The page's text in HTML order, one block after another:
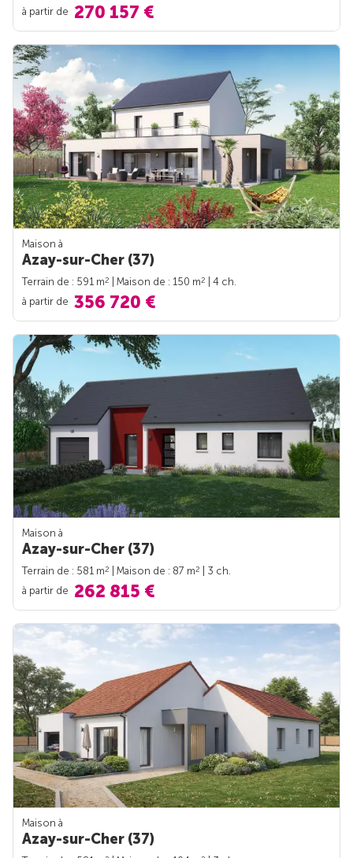
à partir de 270 157 €
Maison à
Azay-sur-Cher (37)
Terrain de : 591 m2 | Maison de : 150 m2
| 4 ch.
à partir de 356 720 €
Maison à
Azay-sur-Cher (37)
Terrain de : 581 m2 | Maison de : 87 m2
| 3 ch.
à partir de 262 815 €
Maison à
Azay-sur-Cher (37)